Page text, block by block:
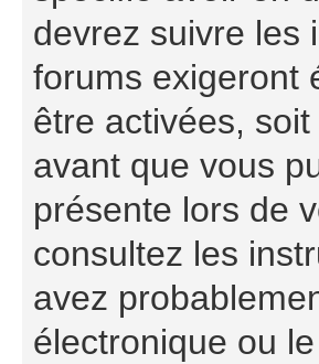
devrez suivre les
forums exigeront
être activées,
avant que vous
présente lors de
consultez les
avez
électronique ou